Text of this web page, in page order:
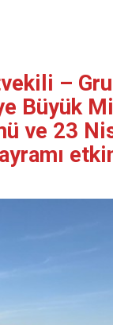
–
Büyük
ve 23